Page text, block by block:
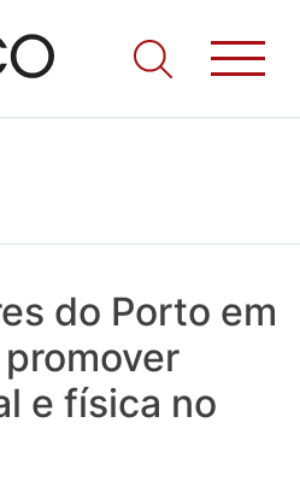
os Médicos. Onde as notícias
se passa na Saúde!
do Porto em
e física no